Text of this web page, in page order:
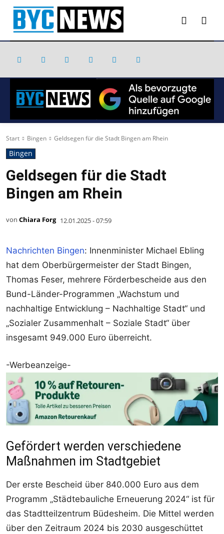
Start Bingen Geldsegen für die Stadt Bingen am Rhein
Bingen
Geldsegen für die Stadt
Bingen am Rhein
von Chiara Forg 12.01.2025 - 07:59
Nachrichten Bingen: Innenminister Michael Ebling
hat dem Oberbürgermeister der Stadt Bingen,
Thomas Feser, mehrere Förderbescheide aus den
Bund-Länder-Programmen „Wachstum und
nachhaltige Entwicklung – Nachhaltige Stadt“ und
„Sozialer Zusammenhalt – Soziale Stadt“ über
insgesamt 949.000 Euro überreicht.
-Werbeanzeige-
Gefördert werden verschiedene
Maßnahmen im Stadtgebiet
Der erste Bescheid über 840.000 Euro aus dem
Programm „Städtebauliche Erneuerung 2024“ ist für
das Stadtteilzentrum Büdesheim. Die Mittel werden
über den Zeitraum 2024 bis 2030 ausgeschüttet